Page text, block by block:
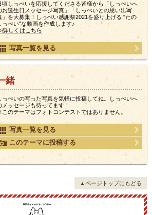
頃しっぺいを応援してくださる皆様から「しっぺいへ
お誕生日メッセージ写真」「しっぺいとの思い出写
」を大募集！しっぺい感謝祭2021を盛り上げる "たの
っぺい"な動画を作成します♪
詳しくはこちら
写真一覧を見る
緒
っぺいの写った写真を気軽に投稿してね。しっぺいへ
メッセージも待ってます！
のテーマはフォトコンテストではありません。
写真一覧を見る
このテーマに投稿する
▲ページトップにもどる